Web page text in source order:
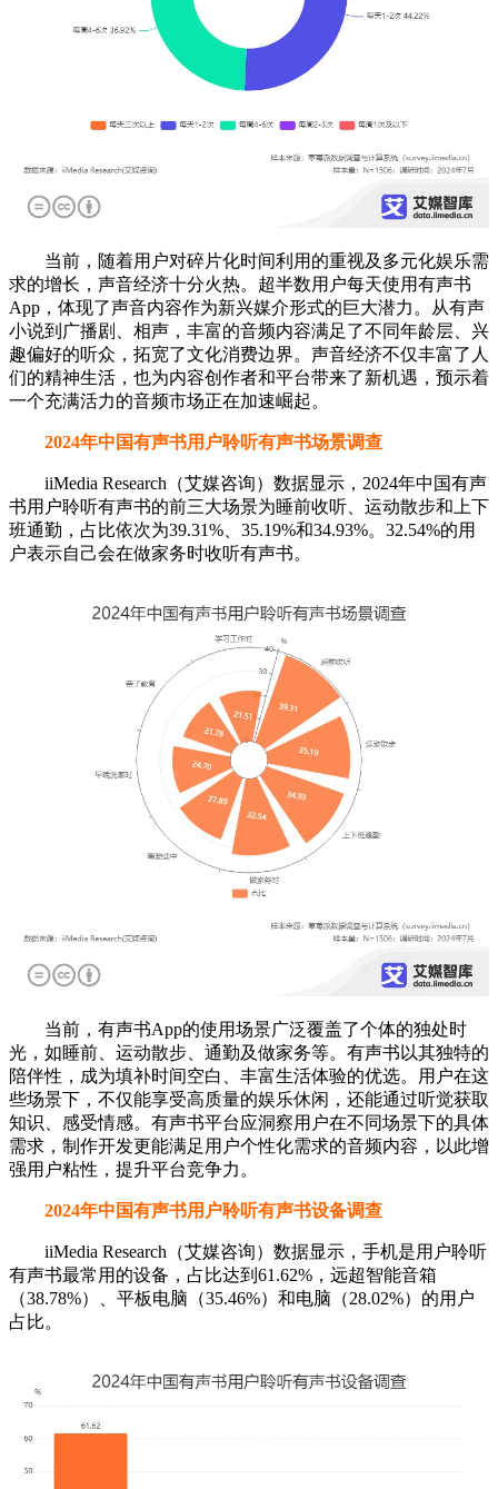
当前，随着用户对碎片化时间利用的重视及多元化娱乐需
求的增长，声音经济十分火热。超半数用户每天使用有声书
App，体现了声音内容作为新兴媒介形式的巨大潜力。从有声
小说到广播剧、相声，丰富的音频内容满足了不同年龄层、兴
趣偏好的听众，拓宽了文化消费边界。声音经济不仅丰富了人
们的精神生活，也为内容创作者和平台带来了新机遇，预示着
一个充满活力的音频市场正在加速崛起。
2024年中国有声书用户聆听有声书场景调查
iiMedia Research（艾媒咨询）数据显示，2024年中国有声
书用户聆听有声书的前三大场景为睡前收听、运动散步和上下
班通勤，占比依次为39.31%、35.19%和34.93%。32.54%的用
户表示自己会在做家务时收听有声书。
当前，有声书App的使用场景广泛覆盖了个体的独处时
光，如睡前、运动散步、通勤及做家务等。有声书以其独特的
陪伴性，成为填补时间空白、丰富生活体验的优选。用户在这
些场景下，不仅能享受高质量的娱乐休闲，还能通过听觉获取
知识、感受情感。有声书平台应洞察用户在不同场景下的具体
需求，制作开发更能满足用户个性化需求的音频内容，以此增
强用户粘性，提升平台竞争力。
2024年中国有声书用户聆听有声书设备调查
iiMedia Research（艾媒咨询）数据显示，手机是用户聆听
有声书最常用的设备，占比达到61.62%，远超智能音箱
（38.78%）、平板电脑（35.46%）和电脑（28.02%）的用户
占比。